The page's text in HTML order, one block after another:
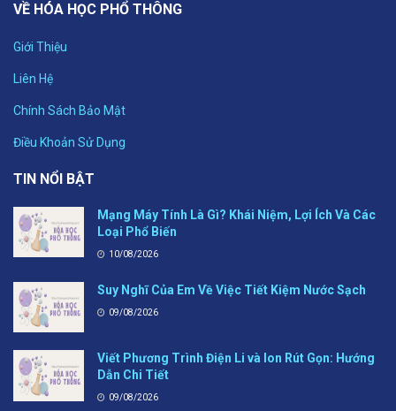
VỀ HÓA HỌC PHỔ THÔNG
Giới Thiệu
Liên Hệ
Chính Sách Bảo Mật
Điều Khoản Sử Dụng
TIN NỔI BẬT
Mạng Máy Tính Là Gì? Khái Niệm, Lợi Ích Và Các
Loại Phổ Biến
10/08/2026
Suy Nghĩ Của Em Về Việc Tiết Kiệm Nước Sạch
09/08/2026
Viết Phương Trình Điện Li và Ion Rút Gọn: Hướng
Dẫn Chi Tiết
09/08/2026